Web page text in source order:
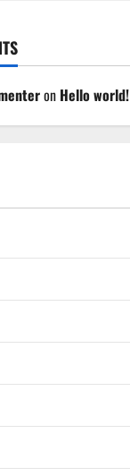
on Hello world!